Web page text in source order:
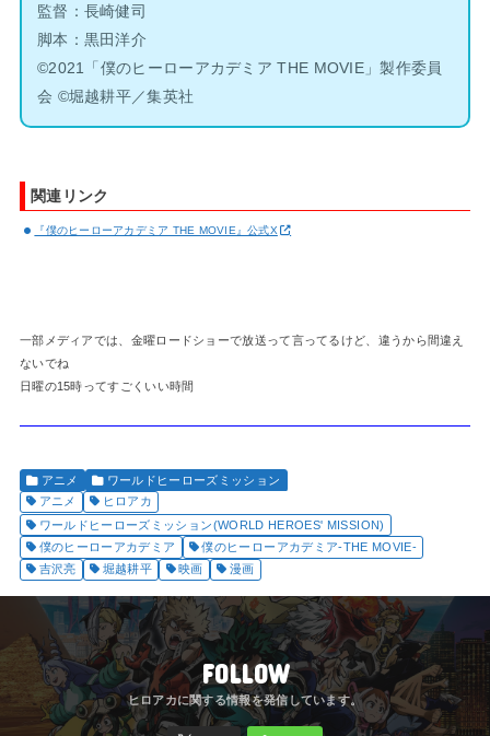
監督：長崎健司
脚本：黒田洋介
©2021「僕のヒーローアカデミア THE MOVIE」製作委員
会 ©堀越耕平／集英社
関連リンク
『僕のヒーローアカデミア THE MOVIE』公式X
一部メディアでは、金曜ロードショーで放送って言ってるけど、違うから間違え
ないでね
日曜の15時ってすごくいい時間
アニメ
ワールドヒーローズミッション
アニメ
ヒロアカ
ワールドヒーローズミッション(WORLD HEROES' MISSION)
僕のヒーローアカデミア
僕のヒーローアカデミア-THE MOVIE-
吉沢亮
堀越耕平 映画 漫画
FOLLOW